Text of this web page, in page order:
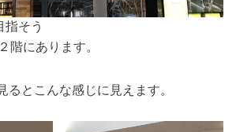
指そう
階にあります。
るとこんな感じに見えます。